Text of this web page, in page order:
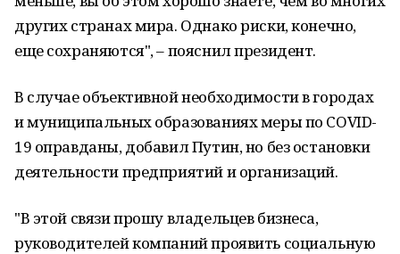
других странах мира. Однако риски, конечно,
еще сохраняются", – пояснил президент.
В случае объективной необходимости в городах
и муниципальных образованиях меры по COVID-
19 оправданы, добавил Путин, но без остановки
деятельности предприятий и организаций.
"В этой связи прошу владельцев бизнеса,
руководителей компаний проявить социальную